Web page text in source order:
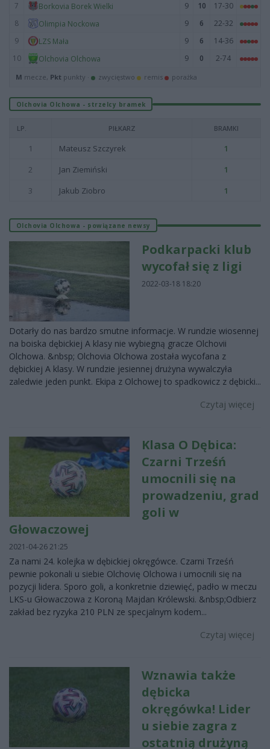
7
Borkovia Borek Wielki 9 10
17-30
8
Olimpia Nockowa 9 6
22-32
9
LZS Mała 9 6
14-36
10
Olchovia Olchowa 9 0 2-74
M mecze, Pkt punkty · zwycięstwo remis porażka
Olchovia Olchowa - strzelcy bramek
LP. PIŁKARZ BRAMKI
1 Mateusz Szczyrek
1
2
Jan Ziemiński
1
3
Jakub Ziobro 1
Olchovia Olchowa - powiązane newsy
Podkarpacki klub
wycofał się z ligi
2022-03-18 18:20
Dotarły do nas bardzo smutne informacje. W rundzie wiosennej
na boiska dębickiej A klasy nie wybiegną gracze Olchovii
Olchowa. &nbsp; Olchovia Olchowa została wycofana z
dębickiej A klasy. W rundzie jesiennej drużyna wywalczyła
zaledwie jeden punkt. Ekipa z Olchowej to spadkowicz z dębicki...
Czytaj więcej
Klasa O Dębica:
Czarni Trześń
umocnili się na
prowadzeniu, grad
goli w
Głowaczowej
2021-04-26 21:25
Za nami 24. kolejka w dębickiej okręgówce. Czarni Trześń
pewnie pokonali u siebie Olchovię Olchowa i umocnili się na
pozycji lidera. Sporo goli, a konkretnie dziewięć, padło w meczu
LKS-u Głowaczowa z Koroną Majdan Królewski. &nbsp;Odbierz
zakład bez ryzyka 210 PLN ze specjalnym kodem...
Czytaj więcej
Wznawia także
dębicka
okręgówka! Lider
u siebie zagra z
ostatnią drużyną